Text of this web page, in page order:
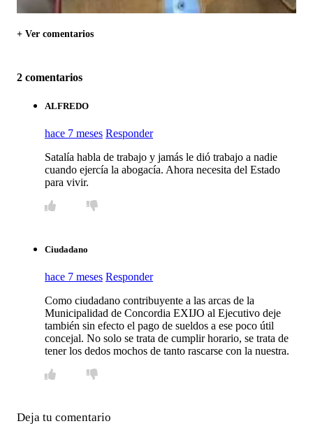
+ Ver comentarios
2 comentarios
ALFREDO
hace 7 meses Responder
Satalía habla de trabajo y jamás le dió trabajo a nadie
cuando ejercía la abogacía. Ahora necesita del Estado
para vivir.
Ciudadano
hace 7 meses Responder
Como ciudadano contribuyente a las arcas de la
Municipalidad de Concordia EXIJO al Ejecutivo deje
también sin efecto el pago de sueldos a ese poco útil
concejal. No solo se trata de cumplir horario, se trata de
tener los dedos mochos de tanto rascarse con la nuestra.
Deja tu comentario